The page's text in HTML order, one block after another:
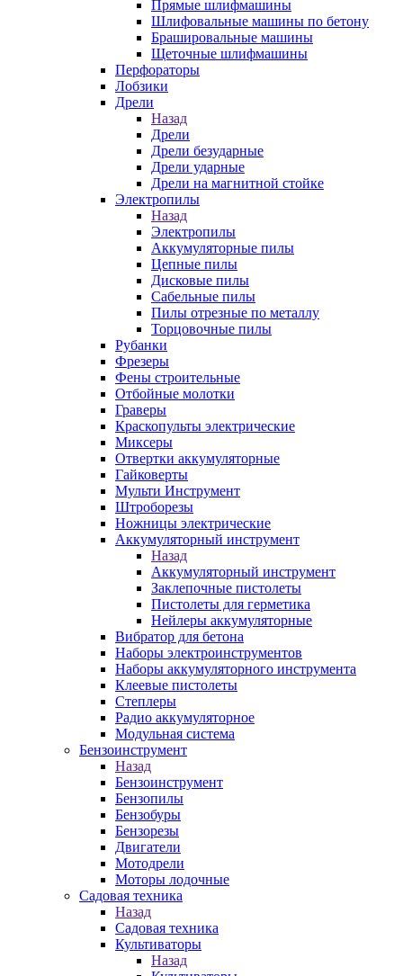
Прямые шлифмашины
Шлифовальные машины по бетону
Брашировальные машины
Щеточные шлифмашины
Перфораторы
Лобзики
Дрели
Назад
Дрели
Дрели безударные
Дрели ударные
Дрели на магнитной стойке
Электропилы
Назад
Электропилы
Аккумуляторные пилы
Цепные пилы
Дисковые пилы
Сабельные пилы
Пилы отрезные по металлу
Торцовочные пилы
Рубанки
Фрезеры
Фены строительные
Отбойные молотки
Граверы
Краскопульты электрические
Миксеры
Отвертки аккумуляторные
Гайковерты
Мульти Инструмент
Штроборезы
Ножницы электрические
Аккумуляторный инструмент
Назад
Аккумуляторный инструмент
Заклепочные пистолеты
Пистолеты для герметика
Нейлеры аккумуляторные
Вибратор для бетона
Наборы электроинструментов
Наборы аккумуляторного инструмента
Клеевые пистолеты
Степлеры
Радио аккумуляторное
Модульная система
Бензоинструмент
Назад
Бензоинструмент
Бензопилы
Бензобуры
Бензорезы
Двигатели
Мотодрели
Моторы лодочные
Садовая техника
Назад
Садовая техника
Культиваторы
Назад